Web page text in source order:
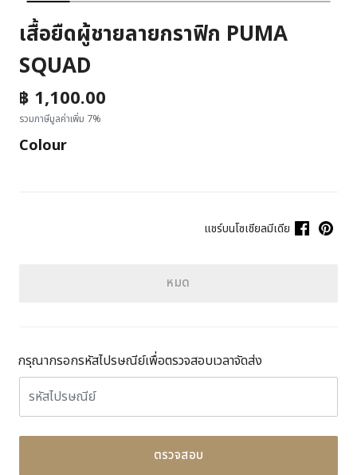
เสื้อยืดผู้ชายลายกราฟิก PUMA
SQUAD
฿ 1,100.00
รวมภาษีมูลค่าเพิ่ม 7%
Colour
แชร์บนโซเชียลมีเดีย
หมด
กรุณากรอกรหัสไปรษณีย์เพื่อตรวจสอบเวลาจัดส่ง
ตรวจสอบ